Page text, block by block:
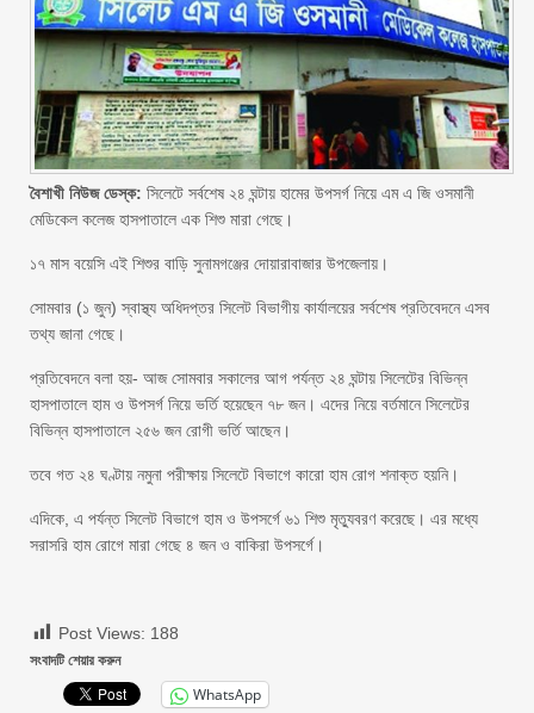
বৈশাখী নিউজ ডেস্ক: সিলেটে সর্বশেষ ২৪ ঘন্টায় হামের উপসর্গ নিয়ে এম এ জি ওসমানী
মেডিকেল কলেজ হাসপাতালে এক শিশু মারা গেছে।
১৭ মাস বয়েসি এই শিশুর বাড়ি সুনামগঞ্জের দোয়ারাবাজার উপজেলায়।
সোমবার (১ জুন) স্বাস্থ্য অধিদপ্তর সিলেট বিভাগীয় কার্যালয়ের সর্বশেষ প্রতিবেদনে এসব
তথ্য জানা গেছে।
প্রতিবেদনে বলা হয়- আজ সোমবার সকালের আগ পর্যন্ত ২৪ ঘন্টায় সিলেটের বিভিন্ন
হাসপাতালে হাম ও উপসর্গ নিয়ে ভর্তি হয়েছেন ৭৮ জন। এদের নিয়ে বর্তমানে সিলেটের
বিভিন্ন হাসপাতালে ২৫৬ জন রোগী ভর্তি আছেন।
তবে গত ২৪ ঘণ্টায় নমুনা পরীক্ষায় সিলেটে বিভাগে কারো হাম রোগ শনাক্ত হয়নি।
এদিকে, এ পর্যন্ত সিলেট বিভাগে হাম ও উপসর্গে ৬১ শিশু মৃত্যুবরণ করেছে। এর মধ্যে
সরাসরি হাম রোগে মারা গেছে ৪ জন ও বাকিরা উপসর্গে।
Post Views: 188
সংবাদটি শেয়ার করুন
WhatsApp